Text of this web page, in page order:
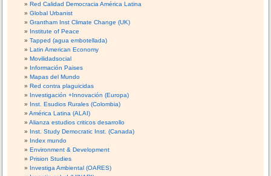
Red Calidad Democracia América Latina
Global Urbanist
Grantham Inst Climate Change (UK)
Institute of Peace
Tapped (agua embotellada)
Latin American Economy
Movilidadsocial
Información Paises
Mapas del Mundo
Red contra plaguicidas
Investigación +Innovación (Europa)
Inst. Esudios Rurales (Colombia)
América Latina (ALAI)
Alianza estudios criticos desarrollo
Inst. Study Democratic Inst. (Canada)
Index mundo
Environment & Development
Prision Studies
Investiga Ambiental (OARES)